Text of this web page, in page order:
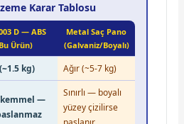
Karar Tablosu
D — ABS
Ürün)
Metal Saç Pano
(Galvaniz/Boyalı)
kg) Ağır (~5-7 kg)
—
Sınırlı — boyalı
yüzey çizilirse